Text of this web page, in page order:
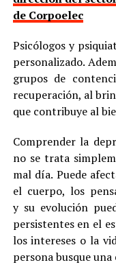
de Corpoelec
Psicólogos y
personalizado.
grupos de
recuperación, al
que contribuye al
Comprender la
no se trata
mal día. Puede
el cuerpo, los
y su evolución
persistentes en el
los intereses o la
persona busque una